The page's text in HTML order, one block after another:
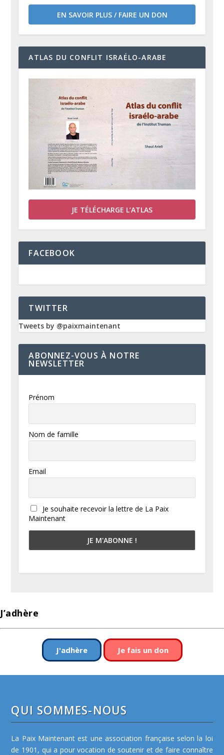
EN SAVOIR PLUS / FAIRE UN DON
ATLAS DU CONFLIT ISRAÉLO-ARABE
JE TÉLÉCHARGE L’ATLAS
FACEBOOK
TWITTER
Tweets by @paixmaintenant
ABONNEZ-VOUS À NOTRE
NEWSLETTER
Prénom
Nom de famille
Email
Je souhaite recevoir la lettre de La Paix
Maintenant
J’adhère
J'adhère Je fais un don
QUI SOMMES-NOUS
La Paix Maintenant est une association française selon la loi
de 1901, qui a pour vocation de soutenir et de faire connaître